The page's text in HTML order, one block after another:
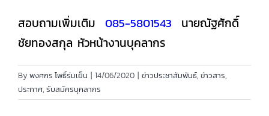
สอบถามเพิ่มเติม 085-5801543 นายณัฐศักดิ์
ชัยทองสกุล หัวหน้างานบุคลากร
By พงศกร โพธิ์ร่มเย็น | 14/06/2020 | ข่าวประชาสัมพันธ์, ข่าวสาร,
ประกาศ, รับสมัครบุคลากร